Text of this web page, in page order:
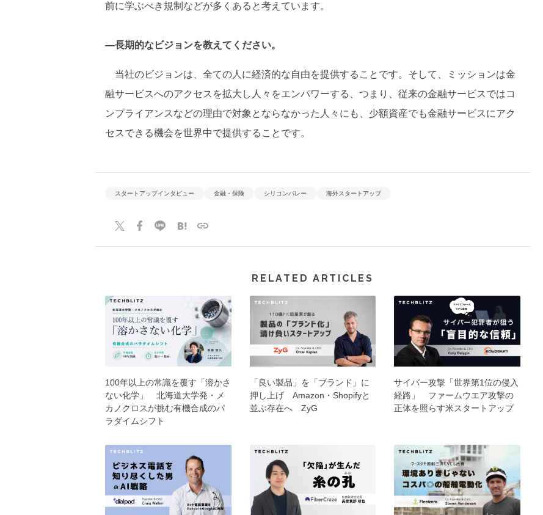
前に学ぶべき規制などが多くあると考えています。
―長期的なビジョンを教えてください。
当社のビジョンは、全ての人に経済的な自由を提供することです。そして、ミッションは金
融サービスへのアクセスを拡大し人々をエンパワーする、つまり、従来の金融サービスではコ
ンプライアンスなどの理由で対象とならなかった人々にも、少額資産でも金融サービスにアク
セスできる機会を世界中で提供することです。
スタートアップインタビュー 金融・保険 シリコンバレー 海外スタートアップ
RELATED ARTICLES
100年以上の常識を覆す「溶かさ
ない化学」 北海道大学発・メ
カノクロスが挑む有機合成のパ
ラダイムシフト
「良い製品」を「ブランド」に
押し上げ Amazon・Shopifyと
並ぶ存在へ ZyG
サイバー攻撃「世界第1位の侵入
経路」 ファームウエア攻撃の
正体を照らす米スタートアップ